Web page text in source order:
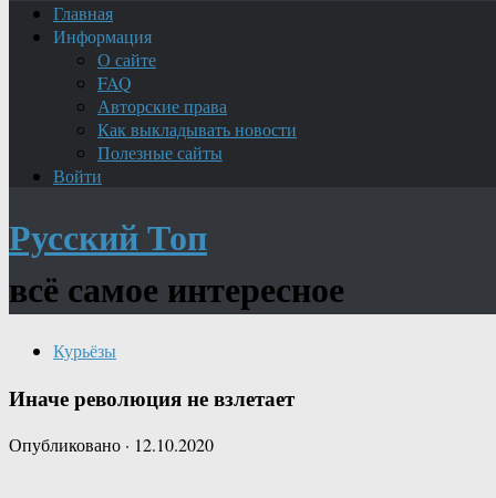
Главная
Информация
О сайте
FAQ
Авторские права
Как выкладывать новости
Полезные сайты
Войти
Русский Топ
всё самое интересное
Курьёзы
Иначе революция не взлетает
Опубликовано · 12.10.2020